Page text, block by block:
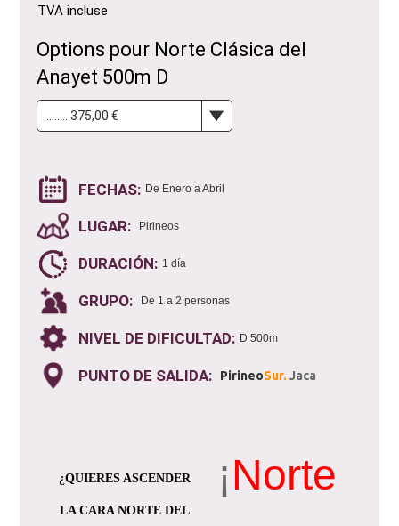
TVA incluse
Options pour Norte Clásica del
Anayet 500m D
FECHAS: De Enero a Abril
LUGAR: Pirineos
DURACIÓN: 1 día
GRUPO: De 1 a 2 personas
NIVEL DE DIFICULTAD: D 500m
PUNTO DE SALIDA: PirineoSur. Jaca
¿QUIERES ASCENDER
LA CARA NORTE DEL
¡Norte